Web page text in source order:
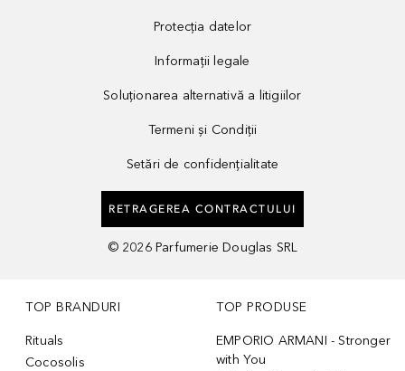
Protecția datelor
Informații legale
Soluționarea alternativă a litigiilor
Termeni și Condiții
Setări de confidențialitate
RETRAGEREA CONTRACTULUI
© 2026 Parfumerie Douglas SRL
TOP BRANDURI
Rituals
Cocosolis
TOP PRODUSE
EMPORIO ARMANI - Stronger
with You